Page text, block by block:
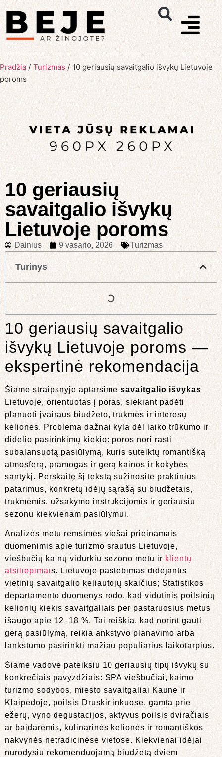
Pradžia / Turizmas / 10 geriausių savaitgalio išvykų Lietuvoje
poroms
10 geriausių
savaitgalio išvykų
Lietuvoje poroms
Dainius 9 vasario, 2026 Turizmas
Turinys
10 geriausių savaitgalio
išvykų Lietuvoje poroms —
ekspertinė rekomendacija
Šiame straipsnyje aptarsime savaitgalio išvykas
Lietuvoje, orientuotas į poras, siekiant padėti
planuoti įvairaus biudžeto, trukmės ir interesų
keliones. Problema dažnai kyla dėl laiko trūkumo ir
didelio pasirinkimų kiekio: poros nori rasti
subalansuotą pasiūlymą, kuris suteiktų romantišką
atmosferą, pramogas ir gerą kainos ir kokybės
santykį. Perskaitę šį tekstą sužinosite praktinius
patarimus, konkretų idėjų sąrašą su biudžetais,
trukmėmis, užsakymo instrukcijomis ir geriausiu
sezonu kiekvienam pasiūlymui.
Analizės metu remsimės viešai prieinamais
duomenimis apie turizmo srautus Lietuvoje,
viešbučių kainų vidurkiu sezono metu ir klientų
atsiliepimais. Lietuvoje pastebimas didėjantis
vietinių savaitgalio keliautojų skaičius; Statistikos
departamento duomenys rodo, kad vidutinis poilsinių
kelionių kiekis savaitgaliais per pastaruosius metus
išaugo apie 12–18 %. Tai reiškia, kad norint gauti
gerą pasiūlymą, reikia ankstyvo planavimo arba
lankstumo pasirinkti mažiau populiarius laikotarpius.
Šiame vadove pateiksiu 10 geriausių tipų išvykų su
konkrečiais pavyzdžiais: SPA viešbučiai, kaimo
turizmo sodybos, miesto savaitgaliai Kaune ir
Klaipėdoje, poilsis Druskininkuose, gamta prie
ežerų, vyno degustacijos, aktyvus poilsis dviračiais
ar baidarėmis, kulinarinės kelionės ir romantiškos
nakvynės netradicinėse vietose. Kiekvienai idėjai
nurodysiu rekomenduojamą biudžetą dviem